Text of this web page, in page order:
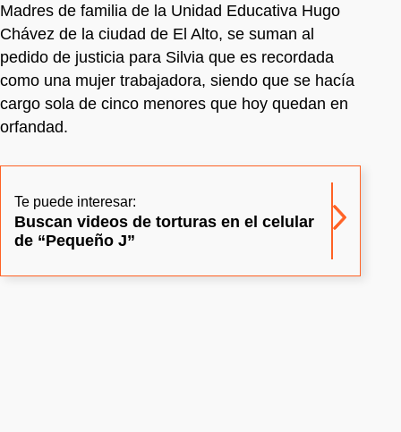
Madres de familia de la Unidad Educativa Hugo
Chávez de la ciudad de El Alto, se suman al
pedido de justicia para Silvia que es recordada
como una mujer trabajadora, siendo que se hacía
cargo sola de cinco menores que hoy quedan en
orfandad.
Te puede interesar:
Buscan videos de torturas en el celular
de “Pequeño J”